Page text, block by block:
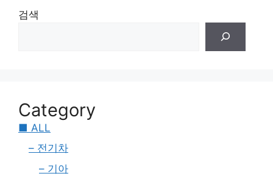
검색
Category
■ ALL
– 전기차
– 기아